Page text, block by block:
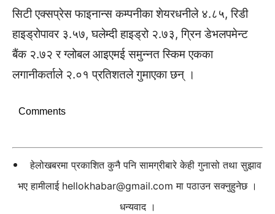
सिटी एक्सप्रेस फाइनान्स कम्पनीका शेयरधनीले ४.८५, रिडी
हाइड्रोपावर ३.५७, घलेम्दी हाइड्रो २.७३, ग्रिन डेभलपमेन्ट
बैंक २.७२ र ग्लोबल आइएमई समुन्नत स्किम एकका
लगानीकर्ताले २.०१ प्रतिशतले गुमाएका छन् ।
Comments
हेलोखबरमा प्रकाशित कुनै पनि सामग्रीबारे केही गुनासो तथा सुझाव
भए हामीलाई hellokhabar@gmail.com मा पठाउन सक्नुहुनेछ ।
धन्यवाद ।